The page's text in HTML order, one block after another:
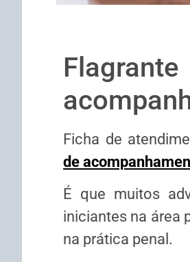
Ficha de
de
É que muitos
iniciantes na área
na prática penal.